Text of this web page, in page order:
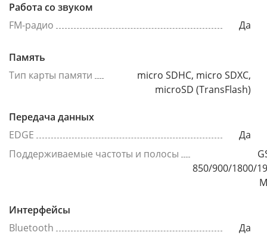
Работа со звуком
FM-радио
Да
Память
Тип карты памяти
micro SDHC, micro SDXC,
microSD (TransFlash)
Передача данных
EDGE
Да
Поддерживаемые частоты и полосы
850/900/1800/
Интерфейсы
Bluetooth
Да